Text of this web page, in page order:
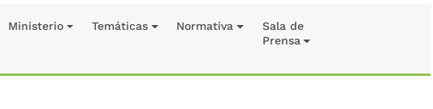
Ministerio Temáticas Normativa
Sala de
Prensa